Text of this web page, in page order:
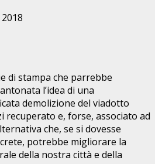
di stampa che parrebbe
l’idea di una
demolizione del viadotto
recuperato e, forse, associato ad
che, se si dovesse
potrebbe migliorare la
della nostra città e della